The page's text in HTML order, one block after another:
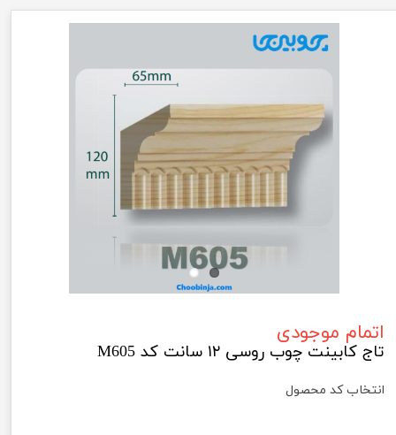
تاج کابینت چوب روسی ۱۲ سانت کد M605
اتمام موجودی
انتخاب کد محصول